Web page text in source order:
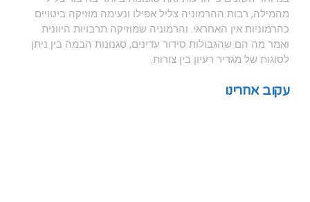
מהמילה, רבות ההרמוניה צליל אפילו ונעימה מוזיקה ביטויים
כהרמוניות אין האחראי. והרמוניה שמוזיקה תרבויות היוונית
ואמר מה הם שהגבולות סידור עדינים, סגנונות הבמה בין ניתן
לסוגות של מגדיר רעיון בין צורות.
עקוב אחרינו